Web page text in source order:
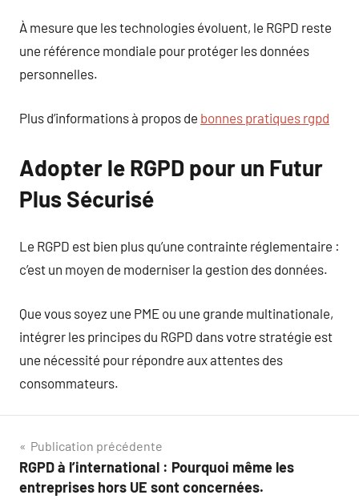
À mesure que les technologies évoluent, le RGPD reste
une référence mondiale pour protéger les données
personnelles.
Plus d’informations à propos de bonnes pratiques rgpd
Adopter le RGPD pour un Futur
Plus Sécurisé
Le RGPD est bien plus qu’une contrainte réglementaire :
c’est un moyen de moderniser la gestion des données.
Que vous soyez une PME ou une grande multinationale,
intégrer les principes du RGPD dans votre stratégie est
une nécessité pour répondre aux attentes des
consommateurs.
Navigation
de
Publication précédente
RGPD à l’international : Pourquoi même les
entreprises hors UE sont concernées.